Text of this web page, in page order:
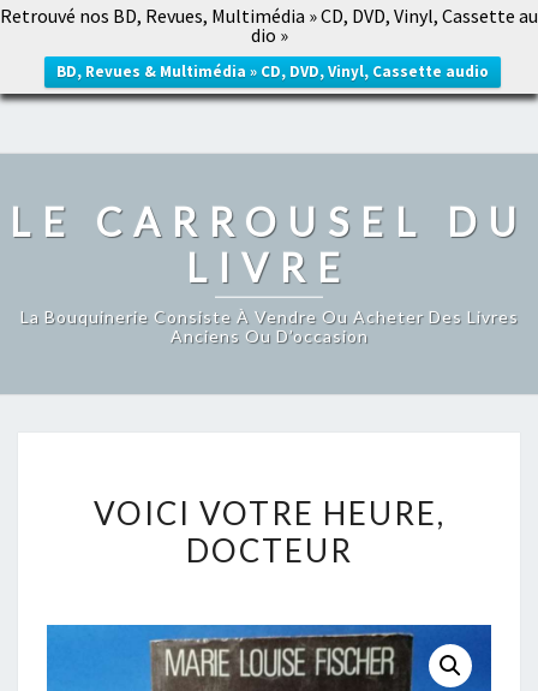
Retrouvé nos BD, Revues, Multimédia » CD, DVD, Vinyl, Cassette au
dio »
BD, Revues & Multimédia » CD, DVD, Vinyl, Cassette audio
LE CARROUSEL DU LIVRE
LE CARROUSEL DU
LIVRE
La Bouquinerie Consiste À Vendre Ou Acheter Des Livres
Anciens Ou D’occasion
VOTRE
HEURE,
VOICI VOTRE HEURE,
DOCTEUR